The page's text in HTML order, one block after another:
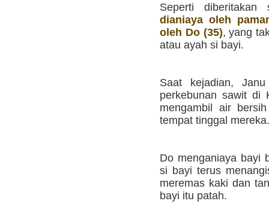
Seperti diberitakan
dianiaya oleh
oleh Do (35), yang
atau ayah si bayi.
Saat kejadian,
perkebunan sawit di
mengambil air
tempat tinggal mereka.
Do menganiaya bayi
si bayi terus
meremas kaki dan
bayi itu patah.